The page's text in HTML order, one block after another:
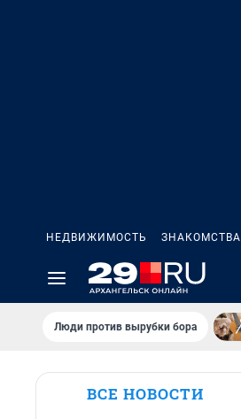
НЕДВИЖИМОСТЬ ЗНАКОМСТВА
Люди против вырубки бора
ВСЕ НОВОСТИ